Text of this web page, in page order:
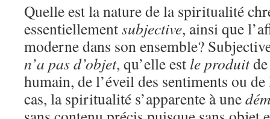
Quelle est la nature de la spiritualité
essentiellementsubjective, ainsi que
moderne dans son ensemble?
n’a pas d’objet, qu’elle est le produitde
humain, de l’éveil des sentiments ou
cas, la spiritualité s’apparente à une